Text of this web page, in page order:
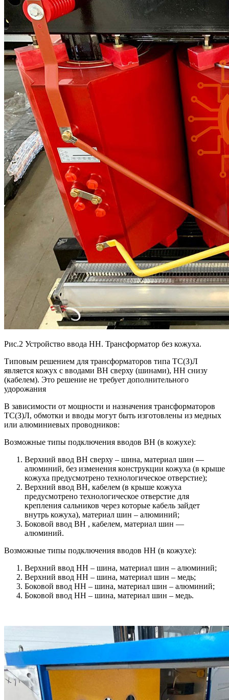
Рис.2 Устройство ввода НН. Трансформатор без кожуха.
Типовым решением для трансформаторов типа ТС(З)Л
является кожух с вводами ВН сверху (шинами), НН снизу
(кабелем). Это решение не требует дополнительного
удорожания
В зависимости от мощности и назначения трансформаторов
ТС(З)Л, обмотки и вводы могут быть изготовлены из медных
или алюминиевых проводников:
Возможные типы подключения вводов ВН (в кожухе):
Верхний ввод ВН сверху – шина, материал шин —
алюминий, без изменения конструкции кожуха (в крыше
кожуха предусмотрено технологическое отверстие);
Верхний ввод ВН, кабелем (в крыше кожуха
предусмотрено технологическое отверстие для
крепления сальников через которые кабель зайдет
внутрь кожуха), материал шин – алюминий;
Боковой ввод ВН , кабелем, материал шин —
алюминий.
Возможные типы подключения вводов НН (в кожухе):
Верхний ввод НН – шина, материал шин – алюминий;
Верхний ввод НН – шина, материал шин – медь;
Боковой ввод НН – шина, материал шин – алюминий;
Боковой ввод НН – шина, материал шин – медь.